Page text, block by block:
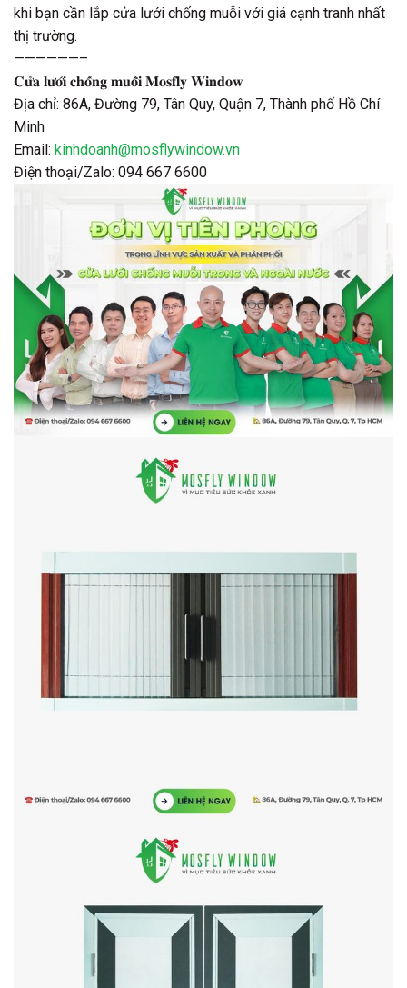
khi bạn cần lắp cửa lưới chống muỗi với giá cạnh tranh nhất
thị trường.
——————–
𝐂𝐮̛̉𝐚 𝐥𝐮̛𝐨̛́𝐢 𝐜𝐡𝐨̂́𝐧𝐠 𝐦𝐮𝐨̂̃𝐢 𝐌𝐨𝐬𝐟𝐥𝐲 𝐖𝐢𝐧𝐝𝐨𝐰
Địa chỉ: 86A, Đường 79, Tân Quy, Quận 7, Thành phố Hồ Chí
Minh
Email: kinhdoanh@mosflywindow.vn
Điện thoại/Zalo: 094 667 6600